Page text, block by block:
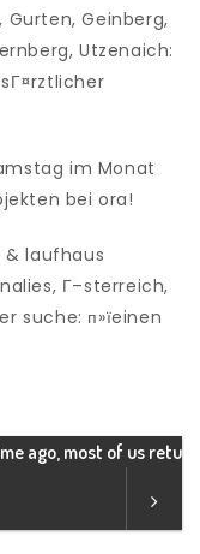
Gurten, Geinberg,
Utzenaich:
im Monat
bei ora!
& laufhaus
Г–sterreich,
suche: п»їeinen
ago, most of us retu